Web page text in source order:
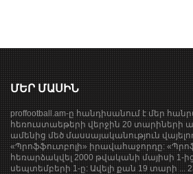
ՄԵՐ ՄԱՍԻՆ
proffootball.am-ը հանդիսանում է մեր
հեռուստաեթերի վերջին 20 տարիների
ամենից մեծ մասսայականություն
«Պրոֆֆուտբոլի» իրավահաջորդը:
հեռարձակվել 2000 թվականի մայիսի 1-
սեպտեմբերի 1-ը: Ավելի քան 19 տարի ...